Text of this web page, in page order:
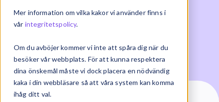
Mer information om vilka kakor vi använder finns i
vår integritetspolicy.
Om du avböjer kommer vi inte att spåra dig när du
besöker vår webbplats. För att kunna respektera
dina önskemål måste vi dock placera en nödvändig
kaka i din webbläsare så att våra system kan komma
ihåg ditt val.